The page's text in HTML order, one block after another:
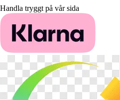
Handla tryggt på vår sida